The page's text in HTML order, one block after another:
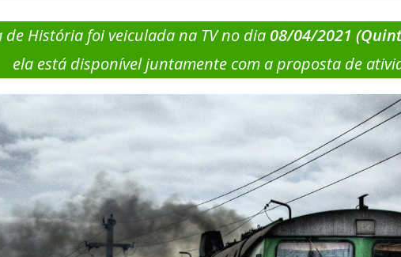
de História foi veiculada na TV no dia 08/04/2021
ela está disponível juntamente com a proposta de